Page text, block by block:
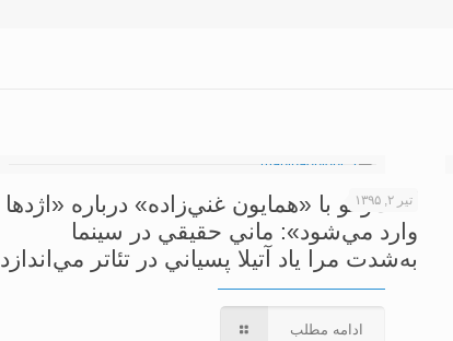
تیر ۲, ۱۳۹۵
گفت‌وگو با «همايون غني‌زاده» درباره «اژدها
وارد مي‌شود»: ماني حقيقي در سينما
به‌شدت مرا ياد آتيلا پسياني در تئاتر مي‌اندازد
ادامه مطلب